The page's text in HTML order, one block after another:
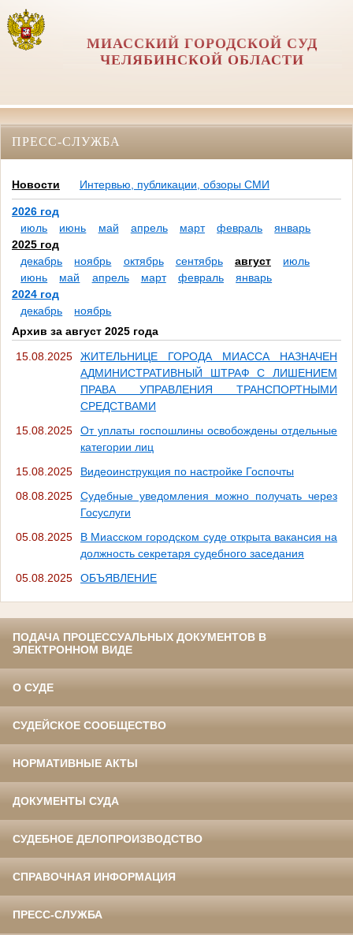
МИАССКИЙ ГОРОДСКОЙ СУД
ЧЕЛЯБИНСКОЙ ОБЛАСТИ
ПРЕСС-СЛУЖБА
Новости Интервью, публикации, обзоры СМИ
2026 год
июль
июнь май апрель март февраль
январь
2025 год
декабрь
ноябрь октябрь сентябрь август
июль
июнь
май апрель март февраль
январь
2024 год
декабрь
ноябрь
Архив за август 2025 года
15.08.2025
ЖИТЕЛЬНИЦЕ ГОРОДА МИАССА НАЗНАЧЕН
АДМИНИСТРАТИВНЫЙ ШТРАФ С ЛИШЕНИЕМ
ПРАВА УПРАВЛЕНИЯ ТРАНСПОРТНЫМИ
СРЕДСТВАМИ
15.08.2025
От уплаты госпошлины освобождены отдельные
категории лиц
15.08.2025
Видеоинструкция по настройке Госпочты
08.08.2025
Судебные уведомления можно получать через
Госуслуги
05.08.2025
В Миасском городском суде открыта вакансия на
должность секретаря судебного заседания
05.08.2025
ОБЪЯВЛЕНИЕ
ПОДАЧА ПРОЦЕССУАЛЬНЫХ ДОКУМЕНТОВ В
ЭЛЕКТРОННОМ ВИДЕ
О СУДЕ
СУДЕЙСКОЕ СООБЩЕСТВО
НОРМАТИВНЫЕ АКТЫ
ДОКУМЕНТЫ СУДА
СУДЕБНОЕ ДЕЛОПРОИЗВОДСТВО
СПРАВОЧНАЯ ИНФОРМАЦИЯ
ПРЕСС-СЛУЖБА